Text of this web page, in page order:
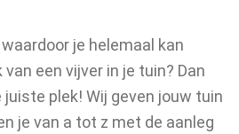
je helemaal kan
een vijver in je tuin? Dan
juiste plek! Wij geven jouw tuin
je van a tot z met de aanleg